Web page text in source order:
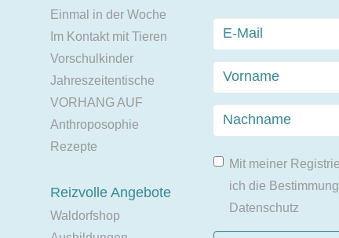
Einmal in der Woche
Im Kontakt mit Tieren
Vorschulkinder
Jahreszeitentische
VORHANG AUF
Anthroposophie
Rezepte
Reizvolle Angebote
Waldorfshop
Mit meiner
ich die
Datenschutz